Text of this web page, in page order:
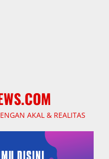
AKAL & REALITAS